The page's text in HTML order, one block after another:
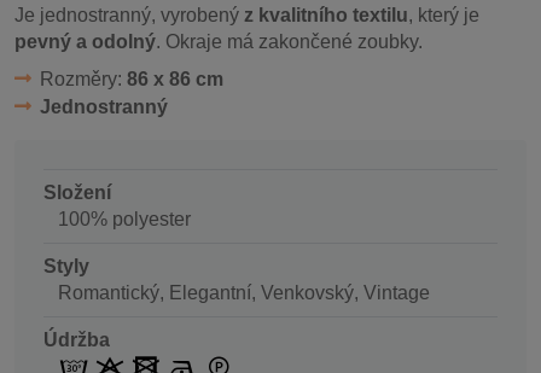
Je jednostranný, vyrobený z kvalitního textilu, který je
pevný a odolný. Okraje má zakončené zoubky.
Rozměry: 86 x 86 cm
Jednostranný
Složení
100% polyester
Styly
Romantický, Elegantní, Venkovský, Vintage
Údržba